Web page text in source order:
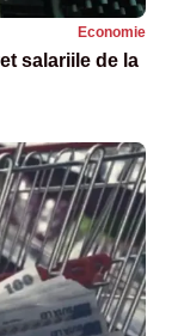
Economie
salariile de la